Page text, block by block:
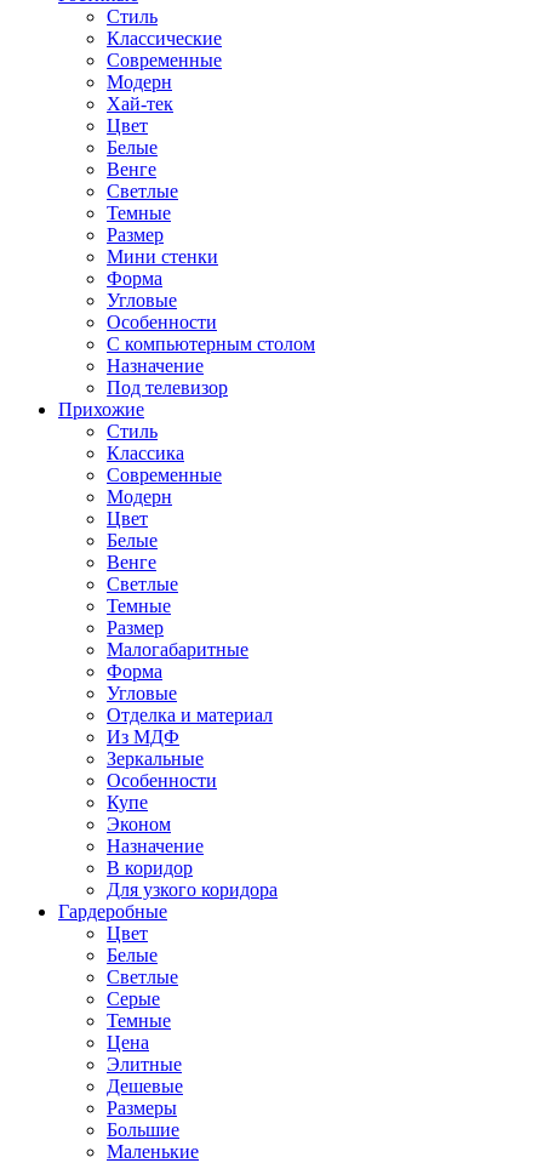
Стиль
Классические
Современные
Модерн
Хай-тек
Цвет
Белые
Венге
Светлые
Темные
Размер
Мини стенки
Форма
Угловые
Особенности
С компьютерным столом
Назначение
Под телевизор
Прихожие
Стиль
Классика
Современные
Модерн
Цвет
Белые
Венге
Светлые
Темные
Размер
Малогабаритные
Форма
Угловые
Отделка и материал
Из МДФ
Зеркальные
Особенности
Купе
Эконом
Назначение
В коридор
Для узкого коридора
Гардеробные
Цвет
Белые
Светлые
Серые
Темные
Цена
Элитные
Дешевые
Размеры
Большие
Маленькие